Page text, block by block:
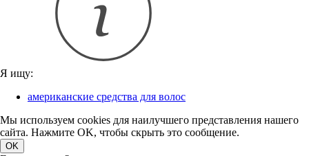
Я ищу:
американские средства для волос
Мы используем cookies для наилучшего представления нашего
сайта. Нажмите OK, чтобы скрыть это сообщение.
OK